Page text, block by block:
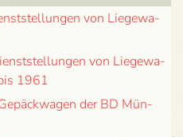
von Lie­ge­wa­
von Lie­ge­wa­
1961
der BD Mün­